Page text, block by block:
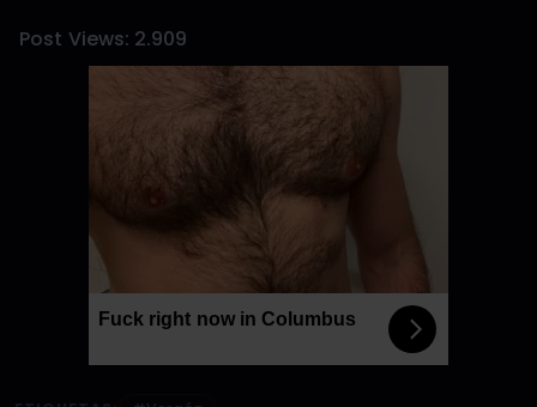
Post Views: 2.909
Fuck right now in Columbus